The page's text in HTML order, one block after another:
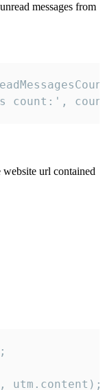
messages from
count:',
url contained
utm.content);